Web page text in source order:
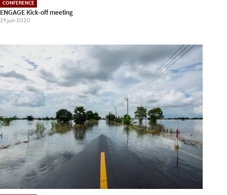
CONFERENCE
ENGAGE Kick-off meeting
29 juin 2020